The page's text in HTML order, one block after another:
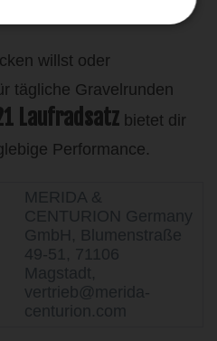
willst oder
tägliche Gravelrunden
Laufradsatz bietet dir
Performance.
MERIDA &
CENTURION Germany
GmbH, Blumenstraße
49-51, 71106
Magstadt,
vertrieb@merida-
centurion.com